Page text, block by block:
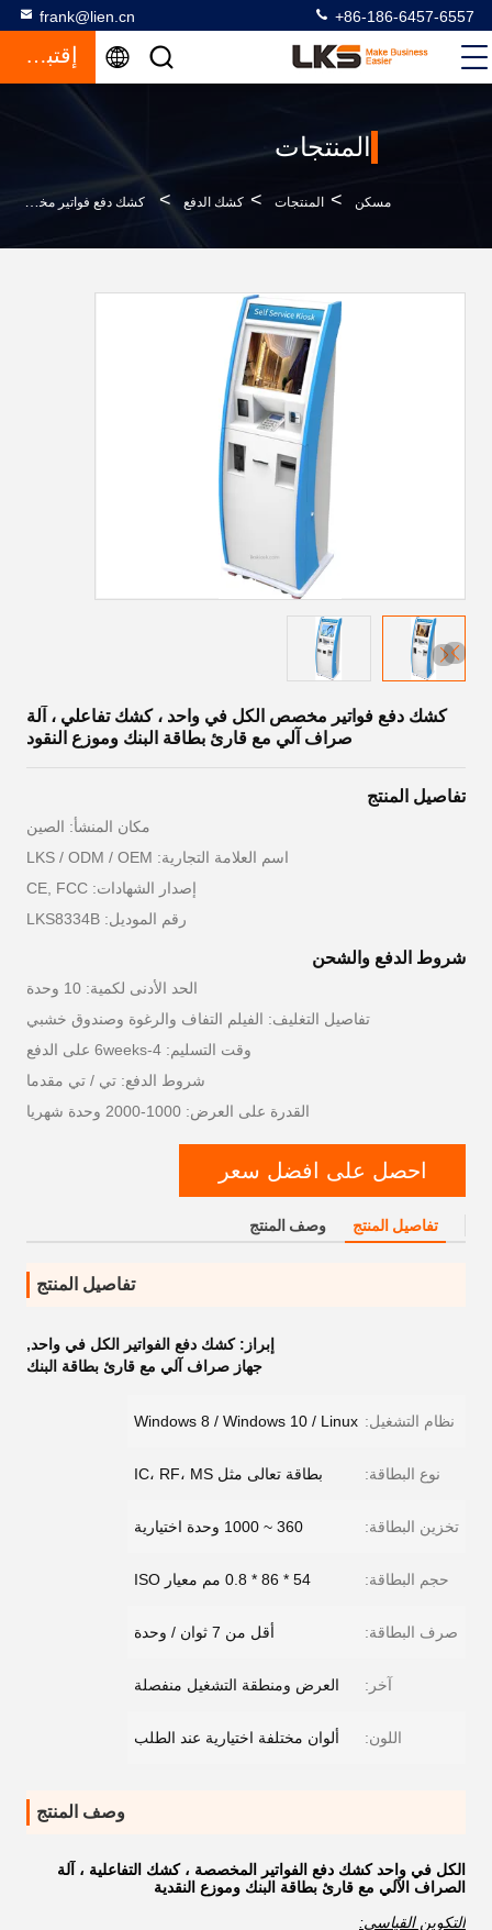
frank@lien.cn +86-186-6457-6557
إقتباس
المنتجات
مسكن > المنتجات > كشك الدفع > كشك دفع فواتير مخصص الكل في واحد ، كشك تفاعلي ، آلة صراف آلي مع قارئ بطاقة البنك وموزع النقود
كشك دفع فواتير مخصص الكل في واحد ، كشك تفاعلي ، آلة
صراف آلي مع قارئ بطاقة البنك وموزع النقود
تفاصيل المنتج
مكان المنشأ: الصين
اسم العلامة التجارية: LKS / ODM / OEM
إصدار الشهادات: CE, FCC
رقم الموديل: LKS8334B
شروط الدفع والشحن
الحد الأدنى لكمية: 10 وحدة
تفاصيل التغليف: الفيلم التفاف والرغوة وصندوق خشبي
وقت التسليم: 4-6weeks على الدفع
شروط الدفع: تي / تي مقدما
القدرة على العرض: 1000-2000 وحدة شهريا
احصل على افضل سعر
تفاصيل المنتج وصف المنتج
تفاصيل المنتج
إبراز:كشك دفع الفواتير الكل في واحد,
جهاز صراف آلي مع قارئ بطاقة البنك
نظام التشغيل: Windows 8 / Windows 10 / Linux
نوع البطاقة: بطاقة تعالى مثل IC، RF، MS
تخزين البطاقة: 360 ~ 1000 وحدة اختيارية
حجم البطاقة: 54 * 86 * 0.8 مم معيار ISO
صرف البطاقة: أقل من 7 ثوان / وحدة
آخر: العرض ومنطقة التشغيل منفصلة
اللون: ألوان مختلفة اختيارية عند الطلب
وصف المنتج
الكل في واحد كشك دفع الفواتير المخصصة ، كشك التفاعلية ، آلة
الصراف الآلي مع قارئ بطاقة البنك وموزع النقدية
التكوين القياسي: